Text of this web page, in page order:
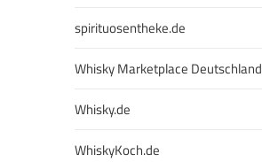
spirituosentheke.de
Whisky Marketplace Deutschland
Whisky.de
WhiskyKoch.de